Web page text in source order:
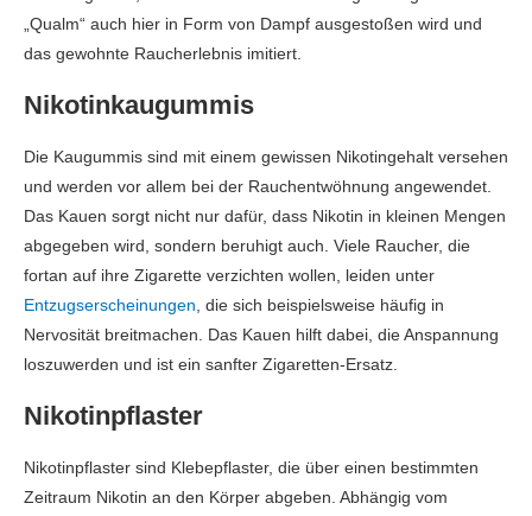
„Qualm“ auch hier in Form von Dampf ausgestoßen wird und
das gewohnte Raucherlebnis imitiert.
Nikotinkaugummis
Die Kaugummis sind mit einem gewissen Nikotingehalt versehen
und werden vor allem bei der Rauchentwöhnung angewendet.
Das Kauen sorgt nicht nur dafür, dass Nikotin in kleinen Mengen
abgegeben wird, sondern beruhigt auch. Viele Raucher, die
fortan auf ihre Zigarette verzichten wollen, leiden unter
Entzugserscheinungen , die sich beispielsweise häufig in
Nervosität breitmachen. Das Kauen hilft dabei, die Anspannung
loszuwerden und ist ein sanfter Zigaretten-Ersatz.
Nikotinpflaster
Nikotinpflaster sind Klebepflaster, die über einen bestimmten
Zeitraum Nikotin an den Körper abgeben. Abhängig vom